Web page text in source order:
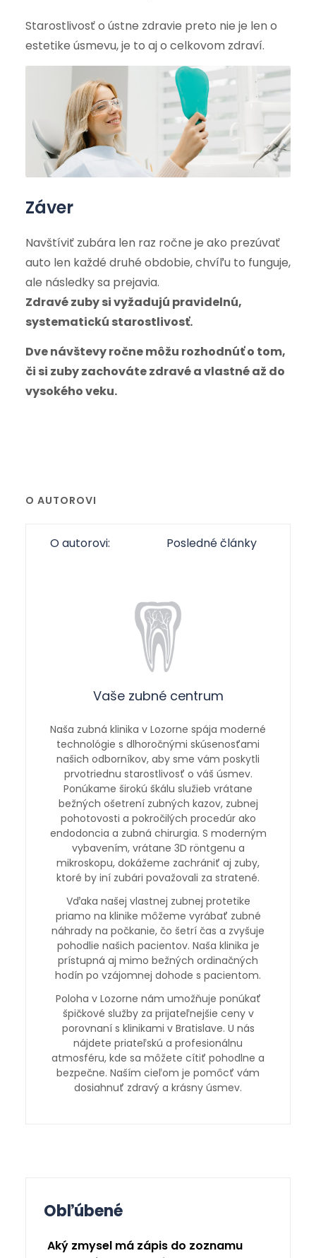
Starostlivosť o ústne zdravie preto nie je len o
estetike úsmevu, je to aj o celkovom zdraví.
Záver
Navštíviť zubára len raz ročne je ako prezúvať
auto len každé druhé obdobie, chvíľu to funguje,
ale následky sa prejavia.
Zdravé zuby si vyžadujú pravidelnú,
systematickú starostlivosť.
Dve návštevy ročne môžu rozhodnúť o tom,
či si zuby zachováte zdravé a vlastné až do
vysokého veku.
O AUTOROVI
O autorovi: Posledné články
Vaše zubné centrum
Naša zubná klinika v Lozorne spája moderné
technológie s dlhoročnými skúsenosťami
našich odborníkov, aby sme vám poskytli
prvotriednu starostlivosť o váš úsmev.
Ponúkame širokú škálu služieb vrátane
bežných ošetrení zubných kazov, zubnej
pohotovosti a pokročilých procedúr ako
endodoncia a zubná chirurgia. S moderným
vybavením, vrátane 3D röntgenu a
mikroskopu, dokážeme zachrániť aj zuby,
ktoré by iní zubári považovali za stratené.
Vďaka našej vlastnej zubnej protetike
priamo na klinike môžeme vyrábať zubné
náhrady na počkanie, čo šetrí čas a zvyšuje
pohodlie našich pacientov. Naša klinika je
prístupná aj mimo bežných ordinačných
hodín po vzájomnej dohode s pacientom.
Poloha v Lozorne nám umožňuje ponúkať
špičkové služby za prijateľnejšie ceny v
porovnaní s klinikami v Bratislave. U nás
nájdete priateľskú a profesionálnu
atmosféru, kde sa môžete cítiť pohodlne a
bezpečne. Naším cieľom je pomôcť vám
dosiahnuť zdravý a krásny úsmev.
Obľúbené
Aký zmysel má zápis do zoznamu